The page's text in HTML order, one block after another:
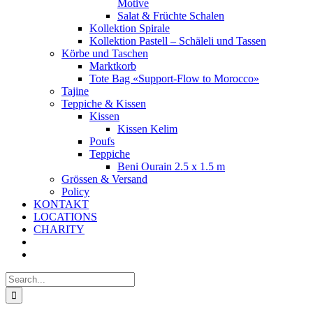
Motive
Salat & Früchte Schalen
Kollektion Spirale
Kollektion Pastell – Schäleli und Tassen
Körbe und Taschen
Marktkorb
Tote Bag «Support-Flow to Morocco»
Tajine
Teppiche & Kissen
Kissen
Kissen Kelim
Poufs
Teppiche
Beni Ourain 2.5 x 1.5 m
Grössen & Versand
Policy
KONTAKT
LOCATIONS
CHARITY
Search
for: